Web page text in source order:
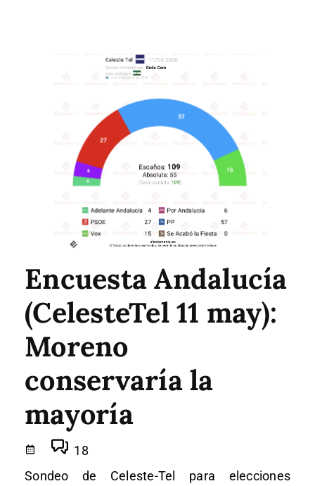
Encuesta Andalucía
(CelesteTel 11 may):
Moreno
conservaría la
mayoría
18
Sondeo de Celeste-Tel para elecciones